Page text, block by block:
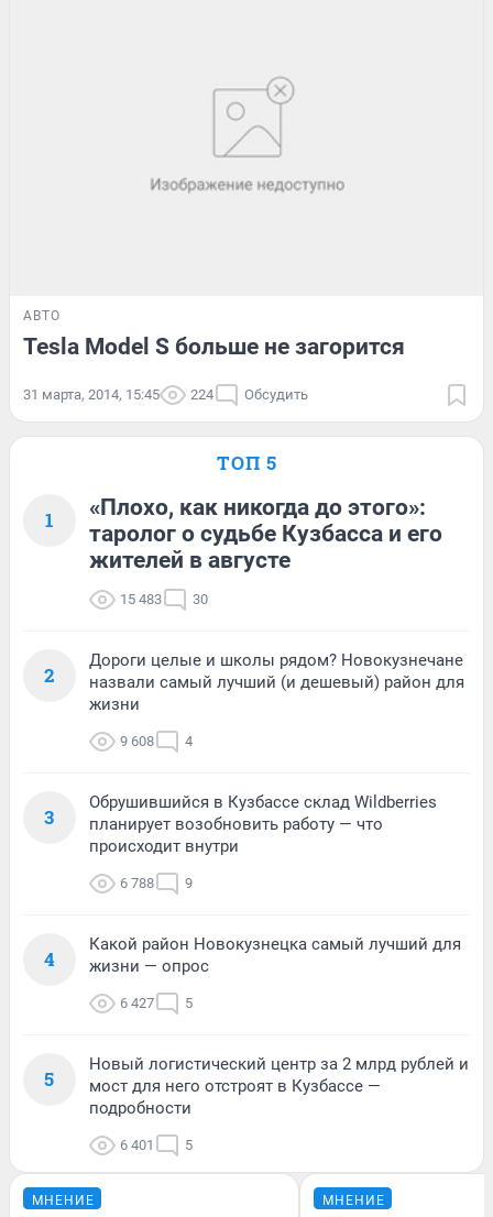
АВТО
Tesla Model S больше не загорится
31 марта, 2014, 15:45 224 Обсудить
ТОП 5
1
«Плохо, как никогда до этого»:
таролог о судьбе Кузбасса и его
жителей в августе
15 483 30
2
Дороги целые и школы рядом? Новокузнечане
назвали самый лучший (и дешевый) район для
жизни
9 608 4
3
Обрушившийся в Кузбассе склад Wildberries
планирует возобновить работу — что
происходит внутри
6 788 9
4
Какой район Новокузнецка самый лучший для
жизни — опрос
6 427 5
5
Новый логистический центр за 2 млрд рублей и
мост для него отстроят в Кузбассе —
подробности
6 401 5
МНЕНИЕ МНЕНИЕ